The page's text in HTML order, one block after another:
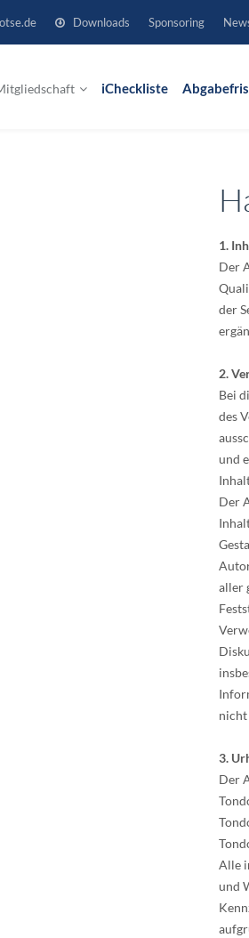
Downloads Sponsoring
iCheckliste
1.
Der
der
2.
Bei
des
und
Der
aller
nicht
3.
Der
Alle
und